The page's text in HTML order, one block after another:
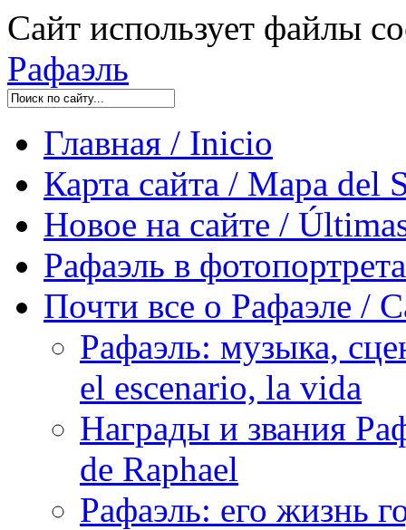
Сайт использует файлы
Рафаэль
Главная / Inicio
Карта сайта / Mapa del
Новое на сайте /
Рафаэль в
Почти все о Рафаэле /
Рафаэль: музыка,
el escenario, la vida
Награды и звания
de Raphael
Рафаэль: его жизнь